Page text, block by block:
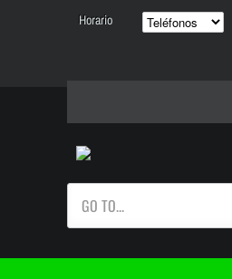
Horario
GO TO...